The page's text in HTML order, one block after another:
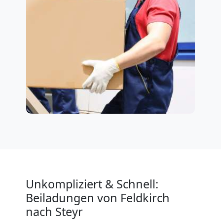
Unkompliziert & Schnell:
Beiladungen von Feldkirch
nach Steyr